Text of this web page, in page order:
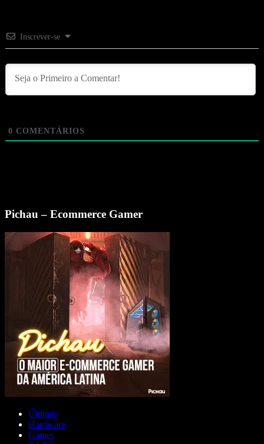
Inscrever-se
0 COMENTÁRIOS
Pichau – Ecommerce Gamer
Últimas
Hardware
Games